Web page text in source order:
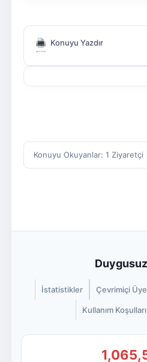
Konuyu Yazdır
Konuyu Okuyanlar: 1 Ziyaretçi
İstatistikler Çevrimiçi
Kullanım Koşulları